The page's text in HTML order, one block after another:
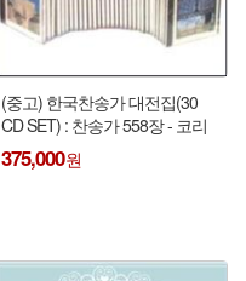
(중고) 한국찬송가 대전집(30
CD SET) : 찬송가 558장 - 코리
안 심포니 오케스트라 (Korean
Symphony Orchestra) !!!
375,000